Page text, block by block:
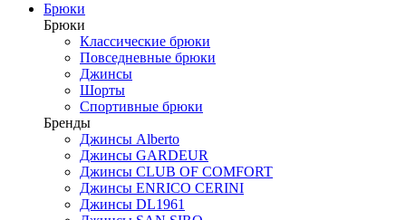
Брюки
Брюки
Классические брюки
Повседневные брюки
Джинсы
Шорты
Спортивные брюки
Бренды
Джинсы Alberto
Джинсы GARDEUR
Джинсы CLUB OF COMFORT
Джинсы ENRICO CERINI
Джинсы DL1961